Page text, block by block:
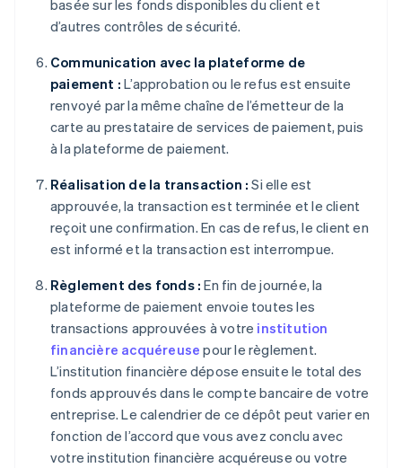
basée sur les fonds disponibles du client et
d’autres contrôles de sécurité.
Communication avec la plateforme de
paiement : L’approbation ou le refus est ensuite
renvoyé par la même chaîne de l’émetteur de la
carte au prestataire de services de paiement, puis
à la plateforme de paiement.
Réalisation de la transaction : Si elle est
approuvée, la transaction est terminée et le client
reçoit une confirmation. En cas de refus, le client en
est informé et la transaction est interrompue.
Règlement des fonds : En fin de journée, la
plateforme de paiement envoie toutes les
transactions approuvées à votre institution
financière acquéreuse pour le règlement.
L’institution financière dépose ensuite le total des
fonds approuvés dans le compte bancaire de votre
entreprise. Le calendrier de ce dépôt peut varier en
fonction de l’accord que vous avez conclu avec
votre institution financière acquéreuse ou votre